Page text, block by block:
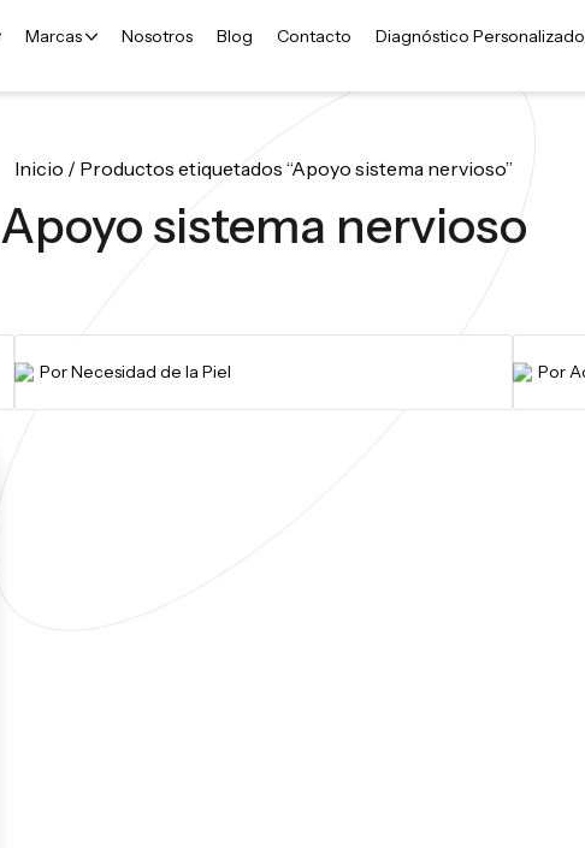
Marcas Nosotros Blog Contacto Diagnóstico Personalizado
Inicio / Productos etiquetados “Apoyo sistema nervioso”
Apoyo sistema nervioso